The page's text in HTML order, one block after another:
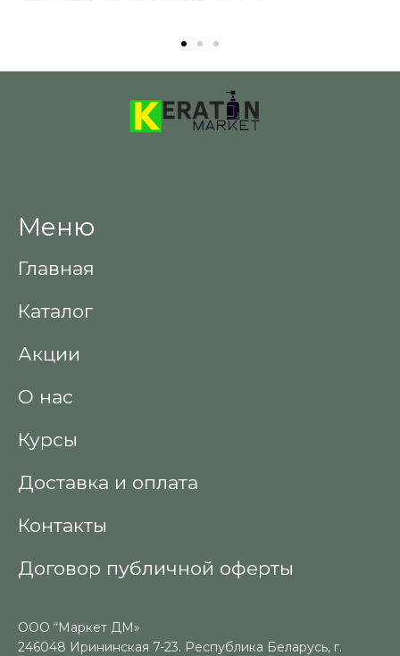
Меню
Главная
Каталог
Акции
О нас
Курсы
Доставка и оплата
Контакты
Договор публичной оферты
ООО “Маркет ДМ»
246048 Ирининская 7-23. Республика Беларусь, г.